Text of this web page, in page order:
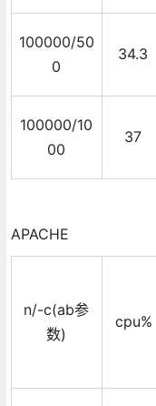
100000/50
0
34.3
100000/10
00
37
APACHE
n/-c(ab参
数)
cpu%